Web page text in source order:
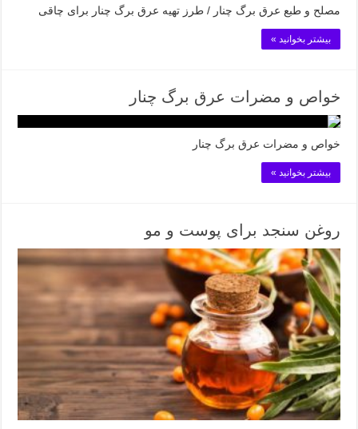
مصلح و طبع عرق برگ چنار / طرز تهیه عرق برگ چنار برای چاقی
بیشتر بخوانید »
خواص و مضرات عرق برگ چنار
خواص و مضرات عرق برگ چنار
بیشتر بخوانید »
روغن سنجد برای پوست و مو